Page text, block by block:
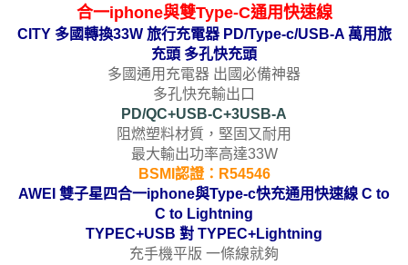
合一iphone與雙Type-C通用快速線
CITY 多國轉換33W 旅行充電器 PD/Type-c/USB-A 萬用旅
充頭 多孔快充頭
多國通用充電器 出國必備神器
多孔快充輸出口
PD/QC+USB-C+3USB-A
阻燃塑料材質，堅固又耐用
最大輸出功率高達33W
BSMI認證：R54546
AWEI 雙子星四合一iphone與Type-c快充通用快速線 C to
C to Lightning
TYPEC+USB 對 TYPEC+Lightning
充手機平版 一條線就夠